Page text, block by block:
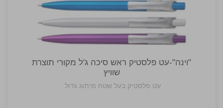
"וינה"-עט פלסטיק ראש סיכה ג'ל מקורי תוצרת
שוויץ
עט פלסטיק בעל שטח מיתוג גדול